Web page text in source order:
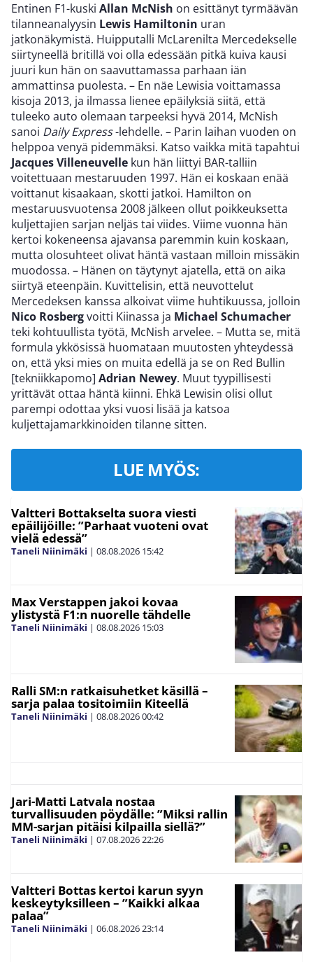
Entinen F1-kuski Allan McNish on esittänyt tyrmäävän
tilanneanalyysin Lewis Hamiltonin uran
jatkonäkymistä. Huipputalli McLarenilta Mercedekselle
siirtyneellä britillä voi olla edessään pitkä kuiva kausi
juuri kun hän on saavuttamassa parhaan iän
ammattinsa puolesta. – En näe Lewisia voittamassa
kisoja 2013, ja ilmassa lienee epäilyksiä siitä, että
tuleeko auto olemaan tarpeeksi hyvä 2014, McNish
sanoi Daily Express-lehdelle. – Parin laihan vuoden on
helppoa venyä pidemmäksi. Katso vaikka mitä tapahtui
Jacques Villeneuvelle kun hän liittyi BAR-talliin
voitettuaan mestaruuden 1997. Hän ei koskaan enää
voittanut kisaakaan, skotti jatkoi. Hamilton on
mestaruusvuotensa 2008 jälkeen ollut poikkeuksetta
kuljettajien sarjan neljäs tai viides. Viime vuonna hän
kertoi kokeneensa ajavansa paremmin kuin koskaan,
mutta olosuhteet olivat häntä vastaan milloin missäkin
muodossa. – Hänen on täytynyt ajatella, että on aika
siirtyä eteenpäin. Kuvittelisin, että neuvottelut
Mercedeksen kanssa alkoivat viime huhtikuussa, jolloin
Nico Rosbergvoitti Kiinassa ja Michael Schumacher
teki kohtuullista työtä, McNish arvelee. – Mutta se, mitä
formula ykkösissä huomataan muutosten yhteydessä
on, että yksi mies on muita edellä ja se on Red Bullin
[tekniikkapomo] Adrian Newey. Muut tyypillisesti
yrittävät ottaa häntä kiinni. Ehkä Lewisin olisi ollut
parempi odottaa yksi vuosi lisää ja katsoa
kuljettajamarkkinoiden tilanne sitten.
LUE MYÖS:
Valtteri Bottakselta suora viesti
epäilijöille: ”Parhaat vuoteni ovat
vielä edessä”
Taneli Niinimäki | 08.08.2026 15:42
Max Verstappen jakoi kovaa
ylistystä F1:n nuorelle tähdelle
Taneli Niinimäki | 08.08.2026 15:03
Ralli SM:n ratkaisuhetket käsillä –
sarja palaa tositoimiin Kiteellä
Taneli Niinimäki | 08.08.202600:42
Jari-Matti Latvala nostaa
turvallisuuden pöydälle: ”Miksi rallin
MM-sarjan pitäisi kilpailla siellä?”
Taneli Niinimäki | 07.08.202622:26
Valtteri Bottas kertoi karun syyn
keskeytyksilleen – ”Kaikki alkaa
palaa”
Taneli Niinimäki | 06.08.202623:14